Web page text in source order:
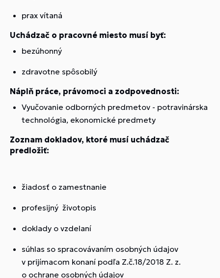
prax vítaná
Uchádzač o pracovné miesto musí byť:
bezúhonný
zdravotne spôsobilý
Náplň práce, právomoci a zodpovednosti:
Vyučovanie odborných predmetov - potravinárska
technológia, ekonomické predmety
Zoznam dokladov, ktoré musí uchádzač
predložiť:
žiadosť o zamestnanie
profesijný životopis
doklady o vzdelaní
súhlas so spracovávaním osobných údajov
v prijímacom konaní podľa Z.č.18/2018 Z. z.
o ochrane osobných údajov